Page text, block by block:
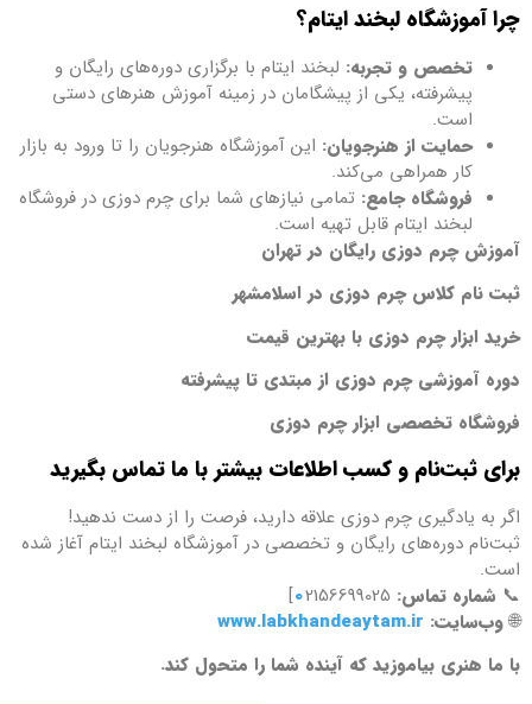
چرا آموزشگاه لبخند ایتام؟
تخصص و تجربه: لبخند ایتام با برگزاری دوره‌های رایگان و
پیشرفته، یکی از پیشگامان در زمینه آموزش هنرهای دستی
است.
حمایت از هنرجویان: این آموزشگاه هنرجویان را تا ورود به بازار
کار همراهی می‌کند.
فروشگاه جامع: تمامی نیازهای شما برای چرم دوزی در فروشگاه
لبخند ایتام قابل تهیه است.
آموزش چرم دوزی رایگان در تهران
ثبت نام کلاس چرم دوزی در اسلامشهر
خرید ابزار چرم دوزی با بهترین قیمت
دوره آموزشی چرم دوزی از مبتدی تا پیشرفته
فروشگاه تخصصی ابزار چرم دوزی
برای ثبت‌نام و کسب اطلاعات بیشتر با ما تماس بگیرید
اگر به یادگیری چرم دوزی علاقه دارید، فرصت را از دست ندهید!
ثبت‌نام دوره‌های رایگان و تخصصی در آموزشگاه لبخند ایتام آغاز شده
است.
📞 شماره تماس: 02156699025]
🌐وب‌سایت: www.labkhandeaytam.ir
با ما هنری بیاموزید که آینده شما را متحول کند.